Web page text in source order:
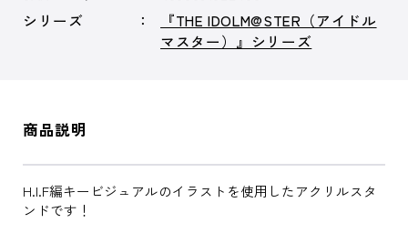
シリーズ
『THE IDOLM@STER（アイドル
マスター）』シリーズ
商品説明
H.I.F編キービジュアルのイラストを使用したアクリルスタ
ンドです！